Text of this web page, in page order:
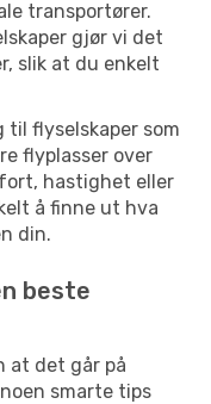
transportører.
gjør vi det
slik at du enkelt
flyselskaper som
flyplasser over
hastighet eller
å finne ut hva
din.
beste
at det går på
smarte tips